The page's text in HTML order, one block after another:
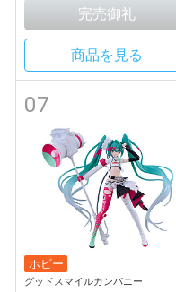
商品を見る
07
ホビー
グッドスマイルカンパニー